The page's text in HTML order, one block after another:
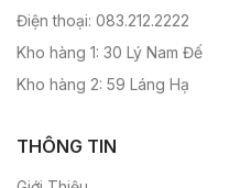
Điện thoại: 083.212.2222
Kho hàng 1: 30 Lý Nam Đế
Kho hàng 2: 59 Láng Hạ
THÔNG TIN